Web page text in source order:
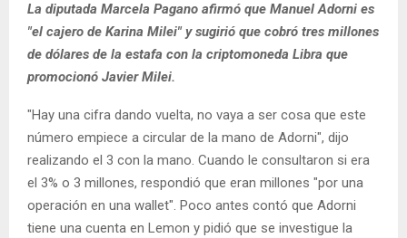
La diputada Marcela Pagano afirmó que Manuel Adorni es
"el cajero de Karina Milei" y sugirió que cobró tres millones
de dólares de la estafa con la criptomoneda Libra que
promocionó Javier Milei.
"Hay una cifra dando vuelta, no vaya a ser cosa que este
número empiece a circular de la mano de Adorni", dijo
realizando el 3 con la mano. Cuando le consultaron si era
el 3% o 3 millones, respondió que eran millones "por una
operación en una wallet". Poco antes contó que Adorni
tiene una cuenta en Lemon y pidió que se investigue la